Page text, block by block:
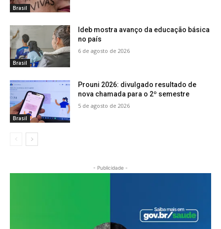
Brasil
Brasil
Ideb mostra avanço da educação básica
no país
6 de agosto de 2026
Brasil
Prouni 2026: divulgado resultado de
nova chamada para o 2º semestre
5 de agosto de 2026
- Publicidade -